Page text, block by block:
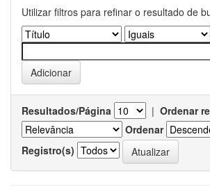
Utilizar filtros para refinar o resultado de
Resultados/Página | Ordenar
Ordenar
Registro(s)